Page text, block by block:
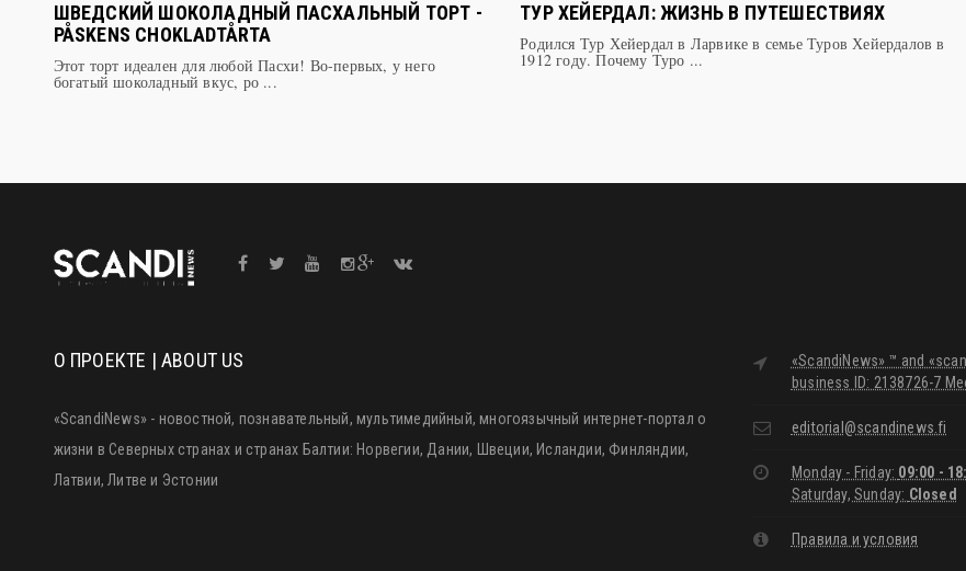
ШВЕДСКИЙ ШОКОЛАДНЫЙ ПАСХАЛЬНЫЙ ТОРТ -
PÅSKENS CHOKLADTÅRTA
Этот торт идеален для любой Пасхи! Во-первых, у него
богатый шоколадный вкус, ро ...
ТУР ХЕЙЕРДАЛ: ЖИЗНЬ В ПУТЕШЕСТВИЯХ
Родился Тур Хейердал в Ларвике в семье Туров Хейердалов в
1912 году. Почему Туро ...
О ПРОЕКТЕ | ABOUT US
«ScandiNews» - новостной, познавательный, мультимедийный, многоязычный интернет-портал о
жизни в Северных странах и странах Балтии: Норвегии, Дании, Швеции, Исландии, Финляндии,
Латвии, Литве и Эстонии
«ScandiNews» ™ and
business ID: 2138726-7
editorial@scandinews.fi
Monday - Friday: 09:00 -
Saturday, Sunday: Closed
Правила и условия